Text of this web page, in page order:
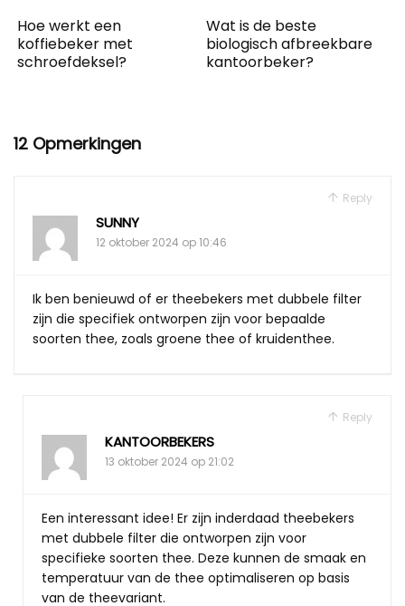
Hoe werkt een
koffiebeker met
schroefdeksel?
Wat is de beste
biologisch afbreekbare
kantoorbeker?
12 Opmerkingen
Reply
SUNNY
12 oktober 2024 op 10:46
Ik ben benieuwd of er theebekers met dubbele filter
zijn die specifiek ontworpen zijn voor bepaalde
soorten thee, zoals groene thee of kruidenthee.
Reply
KANTOORBEKERS
13 oktober 2024 op 21:02
Een interessant idee! Er zijn inderdaad theebekers
met dubbele filter die ontworpen zijn voor
specifieke soorten thee. Deze kunnen de smaak en
temperatuur van de thee optimaliseren op basis
van de theevariant.